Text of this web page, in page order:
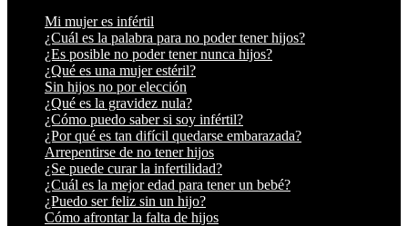
Mi mujer es infértil
¿Cuál es la palabra para no poder tener hijos?
¿Es posible no poder tener nunca hijos?
¿Qué es una mujer estéril?
Sin hijos no por elección
¿Qué es la gravidez nula?
¿Cómo puedo saber si soy infértil?
¿Por qué es tan difícil quedarse embarazada?
Arrepentirse de no tener hijos
¿Se puede curar la infertilidad?
¿Cuál es la mejor edad para tener un bebé?
¿Puedo ser feliz sin un hijo?
Cómo afrontar la falta de hijos